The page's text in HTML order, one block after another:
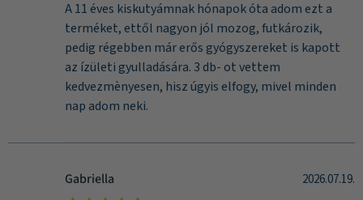
A 11 éves kiskutyámnak hónapok óta adom ezt a
terméket, ettől nagyon jól mozog, futkározik,
pedig régebben már erős gyógyszereket is kapott
az ízületi gyulladására. 3 db- ot vettem
kedvezmènyesen, hisz úgyis elfogy, mivel minden
nap adom neki.
Gabriella 2026.07.19.